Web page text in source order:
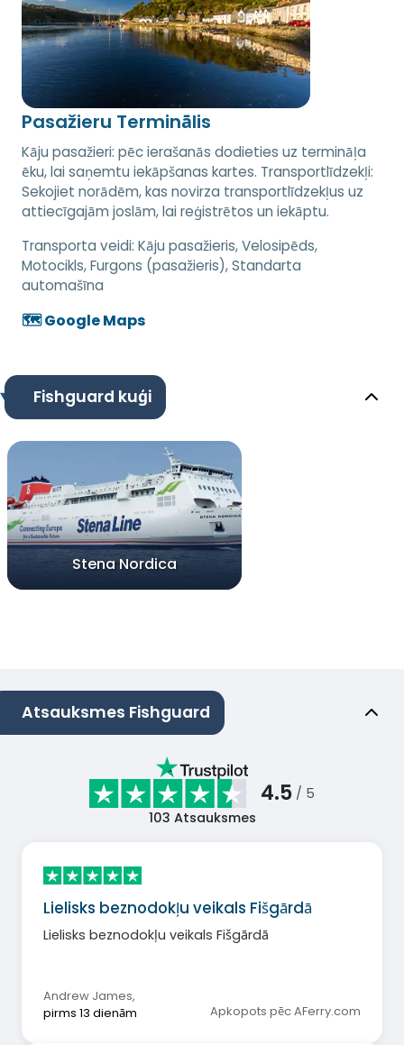
Pasažieru Terminālis
Kāju pasažieri: pēc ierašanās dodieties uz termināļa
ēku, lai saņemtu iekāpšanas kartes. Transportlīdzekļi:
Sekojiet norādēm, kas novirza transportlīdzekļus uz
attiecīgajām joslām, lai reģistrētos un iekāptu.
Transporta veidi: Kāju pasažieris, Velosipēds,
Motocikls, Furgons (pasažieris), Standarta
automašīna
🗺️ Google Maps
Fishguard kuģi
Stena Nordica
Atsauksmes Fishguard
4.5 / 5
103 Atsauksmes
Lielisks beznodokļu veikals Fišgārdā
Lielisks beznodokļu veikals Fišgārdā
Andrew James,
pirms 13 dienām
Apkopots pēc AFerry.com